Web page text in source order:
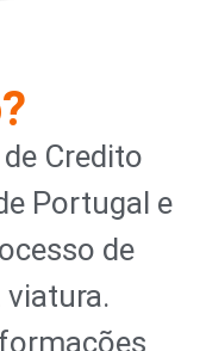
Credito
Portugal e
de
viatura.